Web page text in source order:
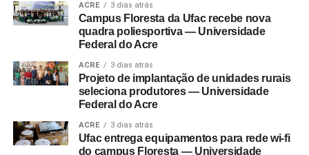
ACRE 3 dias atrás
Campus Floresta da Ufac recebe nova
quadra poliesportiva — Universidade
Federal do Acre
ACRE 3 dias atrás
Projeto de implantação de unidades rurais
seleciona produtores — Universidade
Federal do Acre
ACRE 3 dias atrás
Ufac entrega equipamentos para rede wi-fi
do campus Floresta — Universidade